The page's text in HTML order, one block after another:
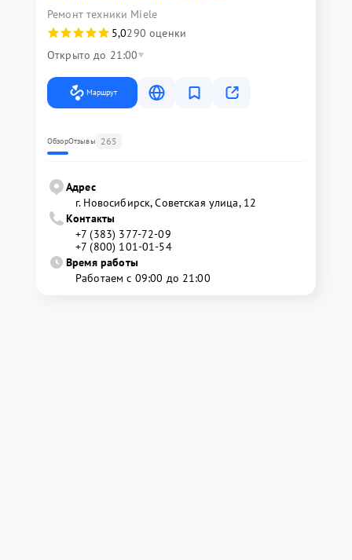
Ремонт техники Miele
5,0290 оценки
Открыто до 21:00
Маршрут
ОбзорОтзывы 265
Адрес
г. Новосибирск, Советская улица, 12
Контакты
+7 (383) 377-72-09
+7 (800) 101-01-54
Время работы
Работаем с 09:00 до 21:00